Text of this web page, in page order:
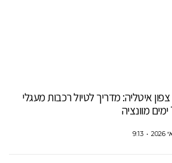
איטליה: מדריך לטיול רכבות מעגלי
9:13